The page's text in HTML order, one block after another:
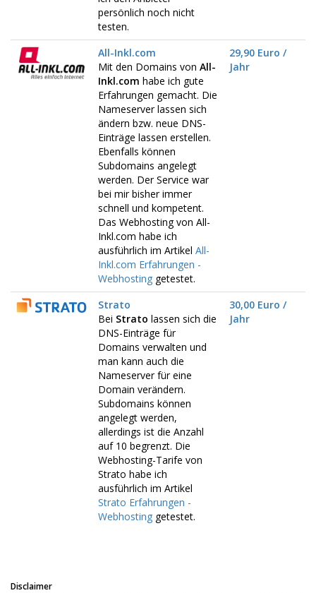
persönlich noch nicht
testen.
All-Inkl.com
Mit den Domains von All-
Inkl.com habe ich gute
Erfahrungen gemacht. Die
Nameserver lassen sich
ändern bzw. neue DNS-
Einträge lassen erstellen.
Ebenfalls können
Subdomains angelegt
werden. Der Service war
bei mir bisher immer
schnell und kompetent.
Das Webhosting von All-
Inkl.com habe ich
ausführlich im Artikel All-
Inkl.com Erfahrungen -
Webhosting getestet.
29,90 Euro /
Jahr
Strato
Bei Strato lassen sich die
DNS-Einträge für
Domains verwalten und
man kann auch die
Nameserver für eine
Domain verändern.
Subdomains können
angelegt werden,
allerdings ist die Anzahl
auf 10 begrenzt. Die
Webhosting-Tarife von
Strato habe ich
ausführlich im Artikel
Strato Erfahrungen -
Webhosting getestet.
30,00 Euro /
Jahr
Disclaimer